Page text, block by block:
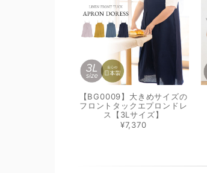
【BG0009】大きめサイズの
フロントタックエプロンドレ
ス【3Lサイズ】
¥7,370